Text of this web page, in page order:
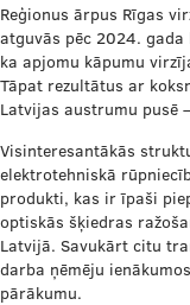
Reģionus ārpus Rīgas
atguvās pēc 2024.
ka apjomu kāpumu
Tāpat rezultātus ar
Latvijas austrumu pusē
Visinteresantākās
elektrotehniskā
produkti, kas ir īpaši
optiskās šķiedras
Latvijā. Savukārt citu
darba ņēmēju
pārākumu.